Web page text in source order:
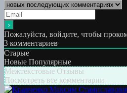
Пожалуйста, войдите, чтобы
3 комментариев
Старые
Новые Популярные
Межтекстовые Отзывы
Посмотреть все комментарии